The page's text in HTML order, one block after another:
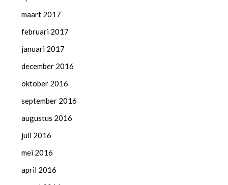
maart 2017
februari 2017
januari 2017
december 2016
oktober 2016
september 2016
augustus 2016
juli 2016
mei 2016
april 2016